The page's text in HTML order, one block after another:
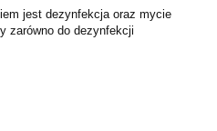
jest dezynfekcja oraz mycie
zarówno do dezynfekcji